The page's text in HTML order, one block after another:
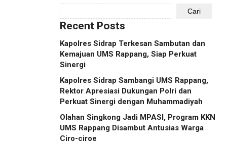
Cari
Recent Posts
Kapolres Sidrap Terkesan Sambutan dan
Kemajuan UMS Rappang, Siap Perkuat
Sinergi
Kapolres Sidrap Sambangi UMS Rappang,
Rektor Apresiasi Dukungan Polri dan
Perkuat Sinergi dengan Muhammadiyah
Olahan Singkong Jadi MPASI, Program KKN
UMS Rappang Disambut Antusias Warga
Ciro-ciroe